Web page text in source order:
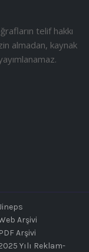
telif hakkı
almadan, kaynak
Arşivi
PDF Arşivi
Yılı Reklam-